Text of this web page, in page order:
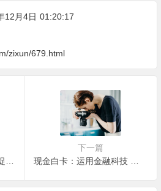
12月4日 01:20:17
zixun/679.html
下一篇